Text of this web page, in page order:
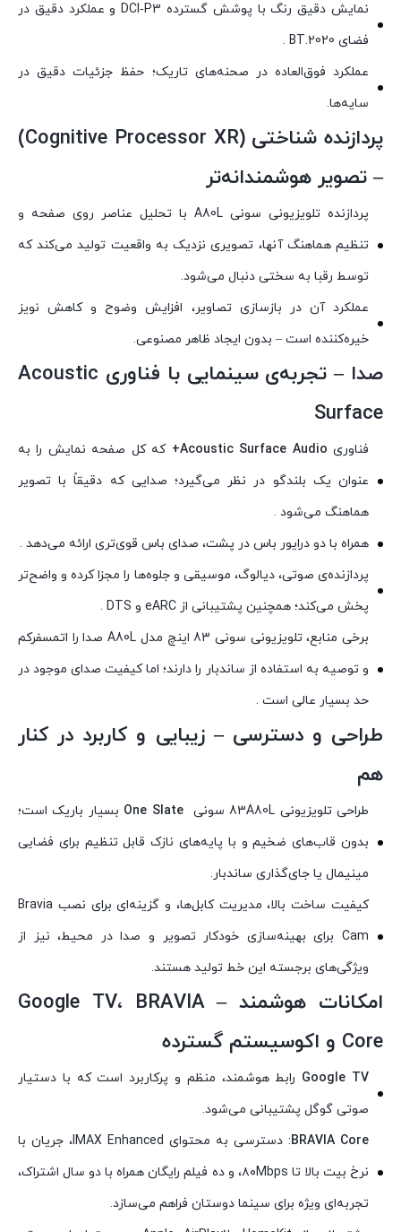
نمایش دقیق رنگ با پوشش گسترده DCI‑P3 و عملکرد دقیق در
فضای BT.2020 .
عملکرد فوق‌العاده در صحنه‌های تاریک؛ حفظ جزئیات دقیق در
سایه‌ها.
پردازنده شناختی (Cognitive Processor XR)
– تصویر هوشمندانه‌تر
پردازنده تلویزیونی سونی A80L با تحلیل عناصر روی صفحه و
تنظیم هماهنگ آنها، تصویری نزدیک به واقعیت تولید می‌کند که
توسط رقبا به سختی دنبال می‌شود.
عملکرد آن در بازسازی تصاویر، افزایش وضوح و کاهش نویز
خیره‌کننده است – بدون ایجاد ظاهر مصنوعی.
صدا – تجربه‌ی سینمایی با فناوری Acoustic
Surface
فناوری Acoustic Surface Audio+
که کل صفحه نمایش را به
عنوان یک بلندگو در نظر می‌گیرد؛ صدایی که دقیقاً با تصویر
هماهنگ می‌شود .
همراه با دو درایور باس در پشت، صدای باس قوی‌تری ارائه می‌دهد .
پردازنده‌ی صوتی، دیالوگ، موسیقی و جلوه‌ها را مجزا کرده و واضح‌تر
پخش می‌کند؛ همچنین پشتیبانی از eARC و DTS .
برخی منابع، تلویزیونی سونی 83 اینچ مدل A80L صدا را اتمسفرکم
و توصیه به استفاده از ساندبار را دارند؛ اما کیفیت صدای موجود در
حد بسیار عالی است .
طراحی و دسترسی – زیبایی و کاربرد در کنار
هم
طراحی تلویزیونی 83A80L سونی One Slate بسیار باریک است؛
بدون قاب‌های ضخیم و با پایه‌های نازک قابل تنظیم برای فضایی
مینیمال یا جای‌گذاری ساندبار.
کیفیت ساخت بالا، مدیریت کابل‌ها، و گزینه‌ای برای نصب Bravia
Cam برای بهینه‌سازی خودکار تصویر و صدا در محیط، نیز از
ویژگی‌های برجسته این خط تولید هستند.
امکانات هوشمند – Google TV، BRAVIA
Core و اکوسیستم گسترده
Google TV رابط هوشمند، منظم و پرکاربرد است که با دستیار
صوتی گوگل پشتیبانی می‌شود.
BRAVIA Core
: دسترسی به محتوای IMAX Enhanced، جریان با
نرخ بیت بالا تا ۸۰Mbps، و ده فیلم رایگان همراه با دو سال اشتراک،
تجربه‌ای ویژه برای سینما دوستان فراهم می‌سازد.